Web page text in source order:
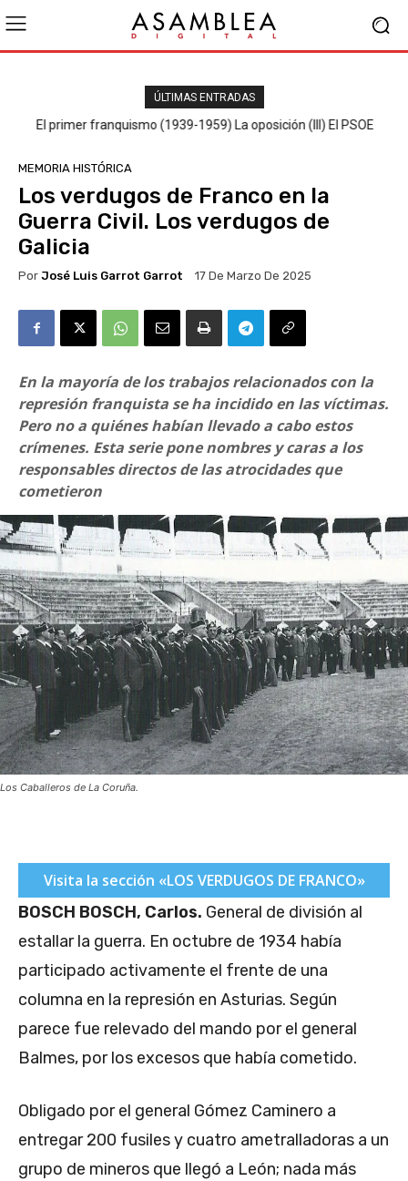
ÚLTIMAS ENTRADAS
El primer franquismo (1939-1959) La oposición (III) El PSOE
MEMORIA HISTÓRICA
Los verdugos de Franco en la
Guerra Civil. Los verdugos de
Galicia
Por José Luis Garrot Garrot 17 De Marzo De 2025
En la mayoría de los trabajos relacionados con la
represión franquista se ha incidido en las víctimas.
Pero no a quiénes habían llevado a cabo estos
crímenes. Esta serie pone nombres y caras a los
responsables directos de las atrocidades que
cometieron
Los Caballeros de La Coruña.
Visita la sección «LOS VERDUGOS DE FRANCO»
BOSCH BOSCH, Carlos. General de división al
estallar la guerra. En octubre de 1934 había
participado activamente el frente de una
columna en la represión en Asturias. Según
parece fue relevado del mando por el general
Balmes, por los excesos que había cometido.
Obligado por el general Gómez Caminero a
entregar 200 fusiles y cuatro ametralladoras a un
grupo de mineros que llegó a León; nada más